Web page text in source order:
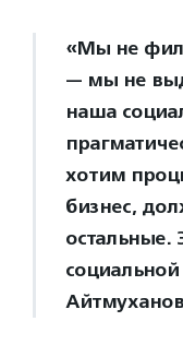
«Мы не
— мы не
наша
хотим
бизнес,
остальные.